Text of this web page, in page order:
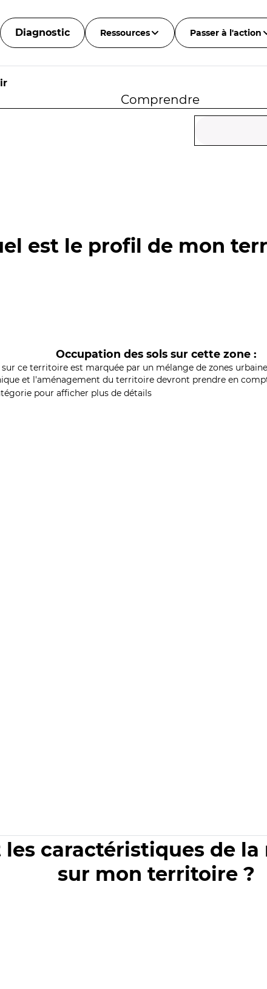
Diagnostic Ressources Passer à l'action
Comprendre
est le profil de mon
Occupation des sols sur cette zone :
ce territoire est marquée par un mélange de zones
et l'aménagement du territoire devront prendre en
pour afficher plus de détails
caractéristiques de la
sur mon territoire ?